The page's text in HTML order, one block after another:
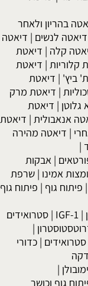
בהריון ולאחר
דיאטה לנשים | דיאטה
קלה | דיאטת
קלוריות | דיאטת
ביץ' | דיאטת
| דיאטת מרק
| דיאטת
אנאבולית | דיאטת
| דיאטה מהירה
|
| אבקות
אמינו |שרפת
| פיתוח גוף | פיתוח גוף
|
IGF-1
|סטרואידים
|
סטרואידים | כדורי
דקה
|
גוף וכושר